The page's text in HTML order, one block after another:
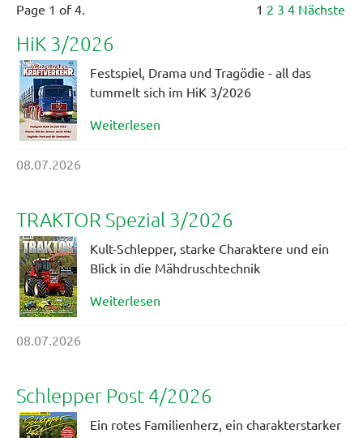
Page 1 of 4. 1 2 3 4 Nächste
HiK 3/2026
Festspiel, Drama und Tragödie - all das
tummelt sich im HiK 3/2026
Weiterlesen
08.07.2026
TRAKTOR Spezial 3/2026
Kult-Schlepper, starke Charaktere und ein
Blick in die Mähdruschtechnik
Weiterlesen
08.07.2026
Schlepper Post 4/2026
Ein rotes Familienherz, ein charakterstarker